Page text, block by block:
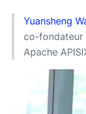
Yuansheng
co-fondateur
Apache